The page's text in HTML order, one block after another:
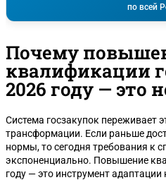
по всей
Почему
квалификации
2026 году — это
Система госзакупок переживает
трансформации. Если раньше
нормы, то сегодня требования к
экспоненциально. Повышение
году — это инструмент